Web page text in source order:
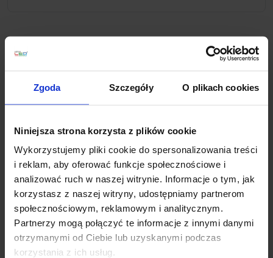
Zgoda Szczegóły O plikach cookies
Niniejsza strona korzysta z plików cookie
Wykorzystujemy pliki cookie do spersonalizowania treści
i reklam, aby oferować funkcje społecznościowe i
analizować ruch w naszej witrynie. Informacje o tym, jak
korzystasz z naszej witryny, udostępniamy partnerom
społecznościowym, reklamowym i analitycznym.
Partnerzy mogą połączyć te informacje z innymi danymi
otrzymanymi od Ciebie lub uzyskanymi podczas
korzystania z ich usług.
Opis
Paulman Zyli LED IP44 spot 3x10W biały/chr to
nowoczesny, okrągły plafon firmyPaulmann. Potrójna
koloru białego, posiada ruchome reflektorki
pozwalające skierowac światło w różnych kierunkach.
Przystosowana jest do źródeł światła typu GU10 które
to pozwalają zaoszczędzić nawet do 90% energii i
tym samym zmniejszyć rachunki za prąd. Doskonale
sprawdzi się jako oświetlenie łazienkowe, dzięki
stopniu ochrony IP44 jest odporna na wilgoć.
Parametry techniczne: